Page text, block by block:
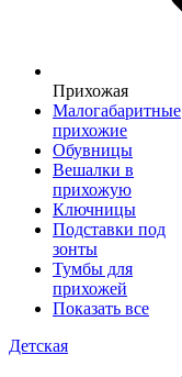
Прихожая
Малогабаритные
прихожие
Обувницы
Вешалки в
прихожую
Ключницы
Подставки под
зонты
Тумбы для
прихожей
Показать все
Детская